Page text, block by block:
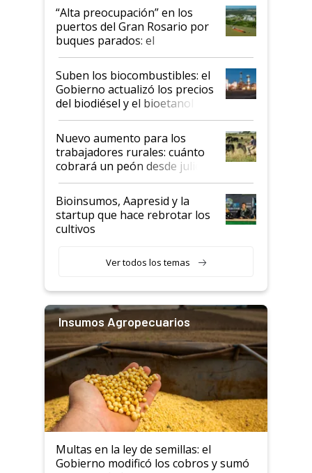
“Alta preocupación” en los
puertos del Gran Rosario por
buques parados: el
funcionamiento de las
exportadoras en tensión tras
la medida de fuerza de los
prácticos
Suben los biocombustibles: el
Gobierno actualizó los precios
del biodiésel y el bioetanol
Nuevo aumento para los
trabajadores rurales: cuánto
cobrará un peón desde julio
Bioinsumos, Aapresid y la
startup que hace rebrotar los
cultivos
Ver todos los temas
Insumos Agropecuarios
Multas en la ley de semillas: el
Gobierno modificó los cobros y sumó